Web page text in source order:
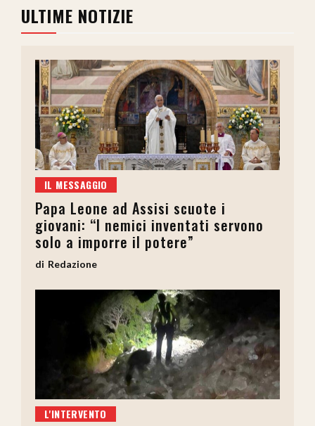
ULTIME NOTIZIE
IL MESSAGGIO
Papa Leone ad Assisi scuote i
giovani: “I nemici inventati servono
solo a imporre il potere”
Redazione
L'INTERVENTO